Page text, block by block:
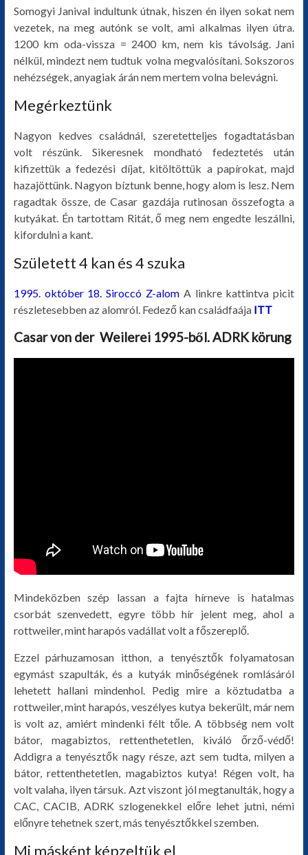
Somogyi Janival indultunk útnak, hiszen én ilyen sokat nem
vezetek, na meg autónk se volt, ami alkalmas ilyen útra.
1200 km oda-vissza = 2400 km, nem kis távolság. Jani
nélkül, mindezt nem tudtuk volna megvalósítani. Sokszoros
nehézségek, anyagiak árán nem mertem volna belevágni.
Megérkeztünk
Nagyon kedves családnál, szeretetteljes fogadtatásban
volt részünk. Sikeresnek mondható fedeztetés után
kifizettük a fedezési díjat, kitöltöttük a papírokat, majd
hazajöttünk. Nagyon bíztunk benne, hogy alom is lesz. Nem
ragadtak össze, de Casar gazdája rutinosan összefogta a
kutyákat. Én tartottam Ritát, ő meg nem engedte leszállni,
kifordulni a kant.
Született 4 kan és 4 szuka
1995. október 18. Siroccó Z-alom A linkre kattintva picit
részletesebben az alomról. Fedező kan családfaája ITT
Casar von der Weilerei 1995-ből. ADRK körung
Mindeközben szép lassan a fajta hírneve is hatalmas
csorbát szenvedett, egyre több hír jelent meg, ahol a
rottweiler, mint harapós vadállat volt a főszereplő.
Ezzel párhuzamosan itthon, a tenyésztők folyamatosan
egymást szapulták, és a kutyák minőségének romlásáról
lehetett hallani mindenhol. Pedig mire a köztudatba a
rottweiler, mint harapós, veszélyes kutya bekerült, már nem
is volt az, amiért mindenki félt tőle. A többség nem volt
bátor, magabiztos, rettenthetetlen, kiváló őrző-védő!
Addigra a tenyésztők nagy része, azt sem tudta, milyen a
bátor, rettenthetetlen, magabiztos kutya! Régen volt, ha
volt valaha, ilyen társuk. Azt viszont jól megtanulták, hogy a
CAC, CACIB, ADRK szlogenekkel előre lehet jutni, némi
előnyre tehetnek szert, más tenyésztőkkel szemben.
Mi másként képzeltük el